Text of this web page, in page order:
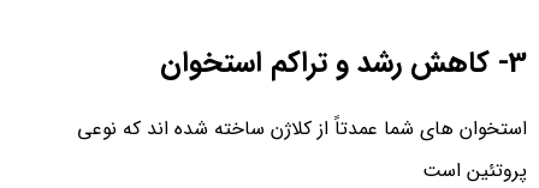
3- کاهش رشد و تراکم استخوان
استخوان های شما عمدتاً از کلاژن ساخته شده اند که نوعی
پروتئین است